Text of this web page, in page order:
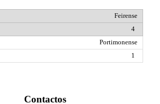
Feirense
4
Portimonense
1
Contactos